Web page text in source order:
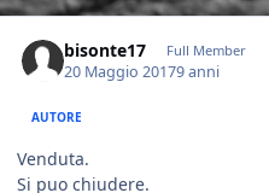
bisonte17 Full Member
20 Maggio 20179 anni
AUTORE
Venduta.
Si puo chiudere.